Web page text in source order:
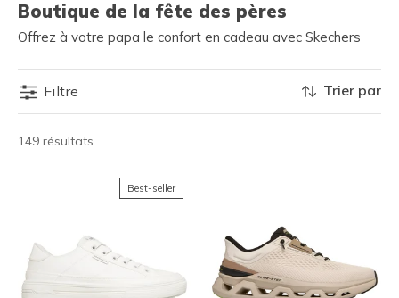
Boutique de la fête des pères
Offrez à votre papa le confort en cadeau avec Skechers
Filtre
149 résultats
Trier par
Best-seller